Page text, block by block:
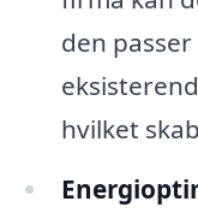
den
hvilket